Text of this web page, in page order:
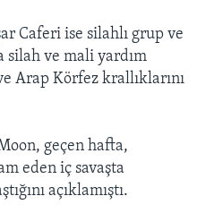
Caferi ise silahlı grup ve
silah ve mali yardım
Arap Körfez krallıklarını
geçen hafta,
eden iç savaşta
açıklamıştı.